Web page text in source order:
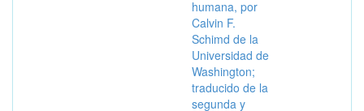
humana, por
Calvin F.
Schimd de la
Universidad de
Washington;
traducido de la
segunda y